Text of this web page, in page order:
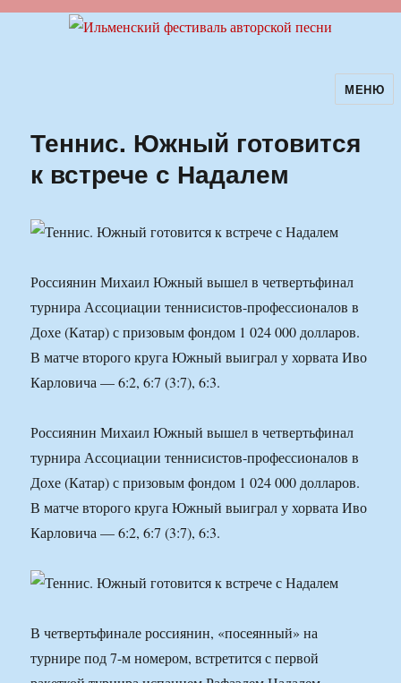
Ильменский фестиваль авторскойМЕНЮ
Теннис. Южный готовится
к встрече с Надалем
Россиянин Михаил Южный вышел в четвертьфинал
турнира Ассоциации теннисистов-профессионалов в
Дохе (Катар) с призовым фондом 1 024 000 долларов.
В матче второго круга Южный выиграл у хорвата Иво
Карловича — 6:2, 6:7 (3:7), 6:3.
Россиянин Михаил Южный вышел в четвертьфинал
турнира Ассоциации теннисистов-профессионалов в
Дохе (Катар) с призовым фондом 1 024 000 долларов.
В матче второго круга Южный выиграл у хорвата Иво
Карловича — 6:2, 6:7 (3:7), 6:3.
В четвертьфинале россиянин, «посеянный» на
турнире под 7-м номером, встретится с первой